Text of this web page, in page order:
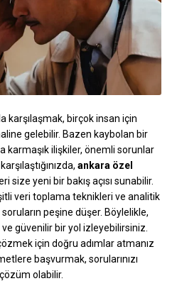
karşılaşmak, birçok insan için
gelebilir. Bazen kaybolan bir
karmaşık ilişkiler, önemli sorunlar
ankara özel
size yeni bir bakış açısı sunabilir.
veri toplama teknikleri ve analitik
peşine düşer. Böylelikle,
ve güvenilir bir yol izleyebilirsiniz.
için doğru adımlar atmanız
başvurmak, sorularınızı
olabilir.